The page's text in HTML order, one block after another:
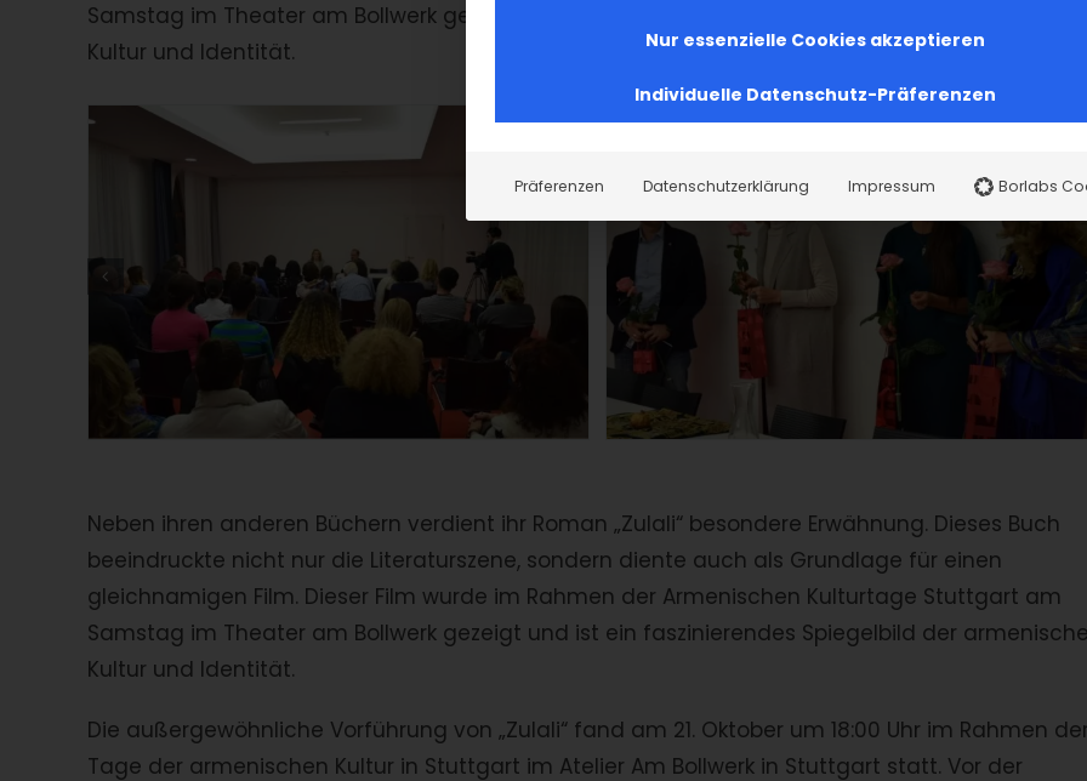
Samstag im Theater am Bollwerk gezeigt und ist ein faszinierendes Spiegelbild der
Kultur und Identität.
Neben ihren anderen Büchern verdient ihr Roman „Zulali“ besondere Erwähnung. Dieses Buch
beeindruckte nicht nur die Literaturszene, sondern diente auch als Grundlage für einen
gleichnamigen Film. Dieser Film wurde im Rahmen der Armenischen Kulturtage Stuttgart am
Samstag im Theater am Bollwerk gezeigt und ist ein faszinierendes Spiegelbild der
Kultur und Identität.
Die außergewöhnliche Vorführung von „Zulali“ fand am 21. Oktober um 18:00 Uhr im Rahmen
Tage der armenischen Kultur in Stuttgart im Atelier Am Bollwerk in Stuttgart statt. Vor der
Nur essenzielle Cookies akzeptieren
Individuelle Datenschutz-Präferenzen
Präferenzen Datenschutzerklärung Impressum Borlabs